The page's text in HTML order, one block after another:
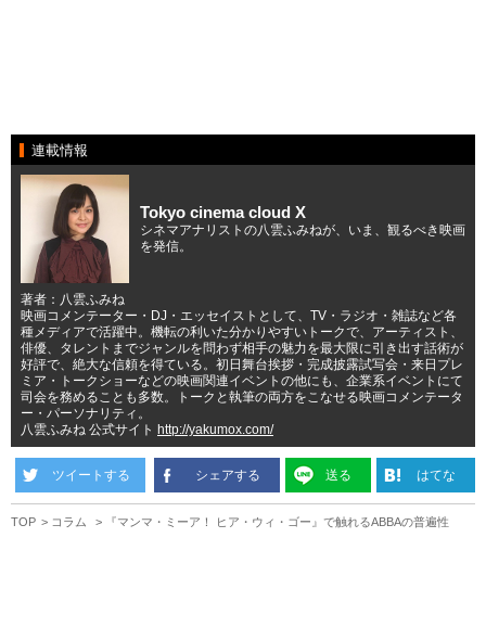
連載情報
Tokyo cinema cloud X
シネマアナリストの八雲ふみねが、いま、観るべき映画
を発信。
著者：八雲ふみね
映画コメンテーター・DJ・エッセイストとして、TV・ラジオ・雑誌など各
種メディアで活躍中。機転の利いた分かりやすいトークで、アーティスト、
俳優、タレントまでジャンルを問わず相手の魅力を最大限に引き出す話術が
好評で、絶大な信頼を得ている。初日舞台挨拶・完成披露試写会・来日プレ
ミア・トークショーなどの映画関連イベントの他にも、企業系イベントにて
司会を務めることも多数。トークと執筆の両方をこなせる映画コメンテータ
ー・パーソナリティ。
八雲ふみね 公式サイト
http://yakumox.com/
ツイートする シェアする 送る はてな
TOP コラム 『マンマ・ミーア！ ヒア・ウィ・ゴー』で触れるABBAの普遍性